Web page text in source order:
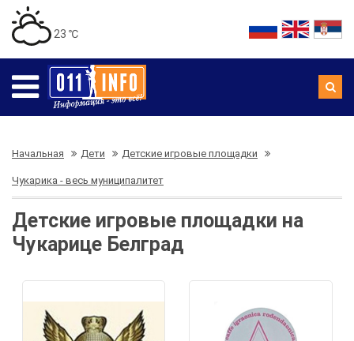
23 ℃
Начальная Дети Детские игровые площадки
Чукарика - весь муниципалитет
Детские игровые площадки на
Чукарице Белград